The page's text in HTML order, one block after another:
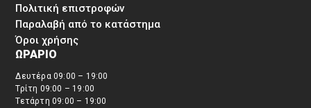
Πολιτική επιστροφών
Παραλαβή από το κατάστημα
Όροι χρήσης
ΩΡΑΡΙΟ
Δευτέρα 09:00 – 19:00
Τρίτη 09:00 – 19:00
Τετάρτη 09:00 – 19:00